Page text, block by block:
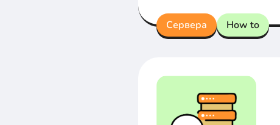
Сервера How to